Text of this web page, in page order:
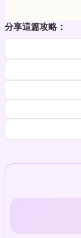
分享這篇攻略：